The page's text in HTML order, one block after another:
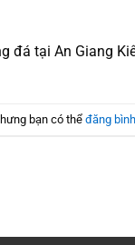
đá tại An Giang
bạn có thể đăng